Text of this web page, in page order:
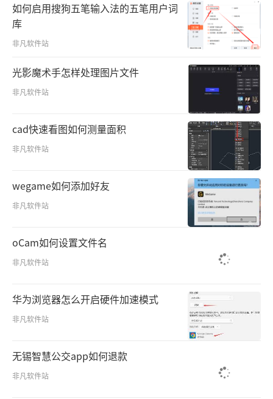
如何启用搜狗五笔输入法的五笔用户词
库
非凡软件站
光影魔术手怎样处理图片文件
非凡软件站
cad快速看图如何测量面积
非凡软件站
wegame如何添加好友
非凡软件站
oCam如何设置文件名
非凡软件站
华为浏览器怎么开启硬件加速模式
非凡软件站
无锡智慧公交app如何退款
非凡软件站